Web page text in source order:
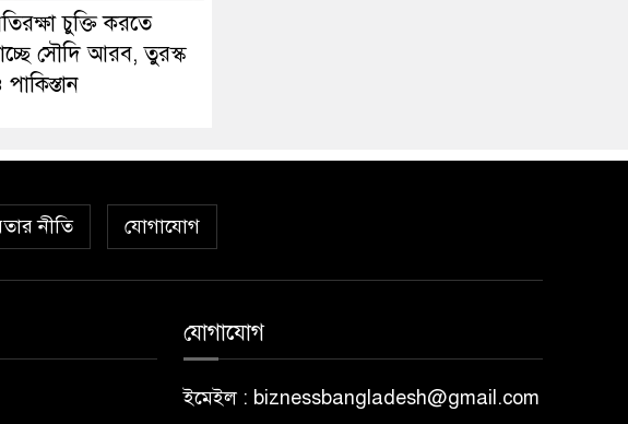
চুক্তি করতে
সৌদি আরব, তুরস্ক
নীতি যোগাযোগ
যোগাযোগ
ইমেইল : biznessbangladesh@gmail.com